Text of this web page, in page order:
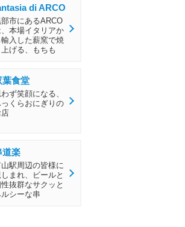
di ARCO
市にあるARCO
、本場イタリアか
輸入した薪窯で焼
上げる、もちも
葉食堂
ず笑顔になる、
くらおにぎりの
店
道楽
駅周辺の皆様に
まれ、ビールと
抜群なサクッと
シーな串